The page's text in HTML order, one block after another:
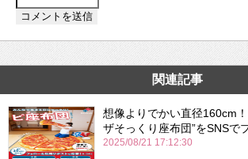
関連記事
想像よりでかい直径160cm
ザそっくり座布団”をSNSで
2025/08/21 17:12:30